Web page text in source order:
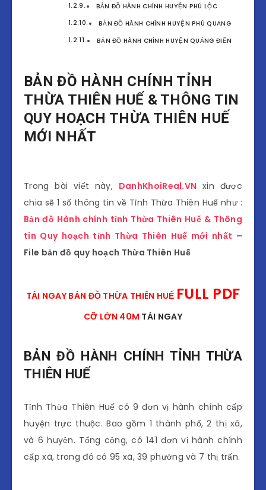
BẢN ĐỒ HÀNH CHÍNH HUYỆN PHÚ LỘC
BẢN ĐỒ HÀNH CHÍNH HUYỆN PHÚ QUANG
BẢN ĐỒ HÀNH CHÍNH HUYỆN QUẢNG ĐIỀN
BẢN ĐỒ HÀNH CHÍNH TỈNH
THỪA THIÊN HUẾ & THÔNG TIN
QUY HOẠCH THỪA THIÊN HUẾ
MỚI NHẤT
Trong bài viết này, DanhKhoiReal.VN xin được
chia sẽ 1 số thông tin về Tỉnh Thừa Thiên Huế như :
Bản đồ Hành chính tỉnh Thừa Thiên Huế & Thông
tin Quy hoạch tỉnh Thừa Thiên Huế mới nhất –
File bản đồ quy hoạch Thừa Thiên Huế
TẢI NGAY BẢN ĐỒ THỪA THIÊN HUẾ FULL PDF
CỠ LỚN 40M TẢI NGAY
BẢN ĐỒ HÀNH CHÍNH TỈNH THỪA
THIÊN HUẾ
Tỉnh Thừa Thiên Huế có 9 đơn vị hành chính cấp
huyện trực thuộc. Bao gồm 1 thành phố, 2 thị xã,
và 6 huyện. Tổng cộng, có 141 đơn vị hành chính
cấp xã, trong đó có 95 xã, 39 phường và 7 thị trấn.